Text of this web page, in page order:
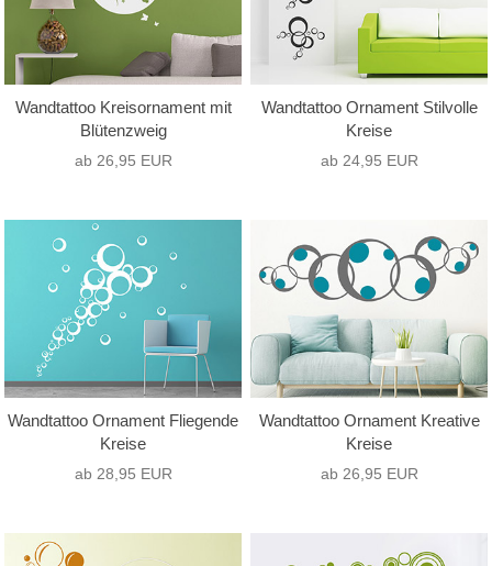
Wandtattoo Kreisornament mit
Blütenzweig
ab 26,95 EUR
Wandtattoo Ornament Stilvolle
Kreise
ab 24,95 EUR
Wandtattoo Ornament Fliegende
Kreise
ab 28,95 EUR
Wandtattoo Ornament Kreative
Kreise
ab 26,95 EUR